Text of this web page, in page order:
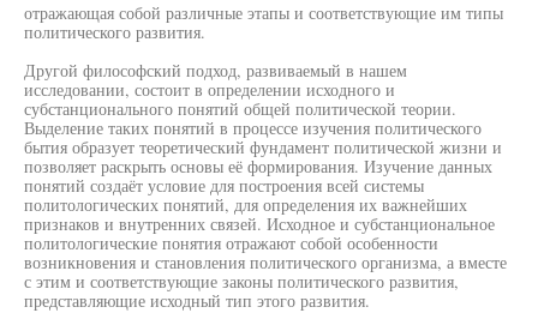
отражающая собой различные этапы и соответствующие им типы
политического развития.
Другой философский подход, развиваемый в нашем
исследовании, состоит в определении исходного и
субстанционального понятий общей политической теории.
Выделение таких понятий в процессе изучения политического
бытия образует теоретический фундамент политической жизни и
позволяет раскрыть основы её формирования. Изучение данных
понятий создаёт условие для построения всей системы
политологических понятий, для определения их важнейших
признаков и внутренних связей. Исходное и субстанциональное
политологические понятия отражают собой особенности
возникновения и становления политического организма, а вместе
с этим и соответствующие законы политического развития,
представляющие исходный тип этого развития.